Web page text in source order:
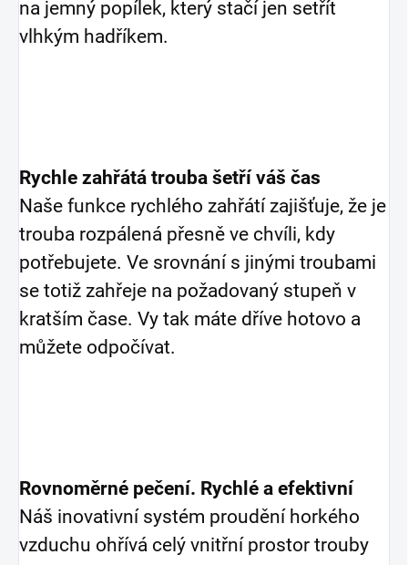
na jemný popílek, který stačí jen setřít
vlhkým hadříkem.
Rychle zahřátá trouba šetří váš čas
Naše funkce rychlého zahřátí zajišťuje, že je
trouba rozpálená přesně ve chvíli, kdy
potřebujete. Ve srovnání s jinými troubami
se totiž zahřeje na požadovaný stupeň v
kratším čase. Vy tak máte dříve hotovo a
můžete odpočívat.
Rovnoměrné pečení. Rychlé a efektivní
Náš inovativní systém proudění horkého
vzduchu ohřívá celý vnitřní prostor trouby